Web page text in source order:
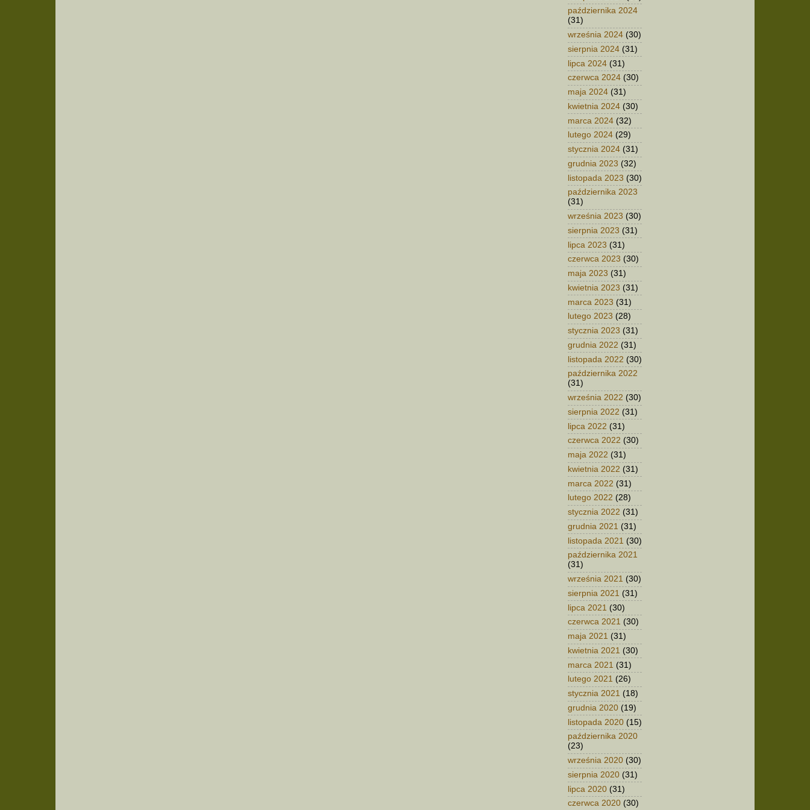
października 2024
(31)
września 2024 (30)
sierpnia 2024 (31)
lipca 2024 (31)
czerwca 2024 (30)
maja 2024 (31)
kwietnia 2024 (30)
marca 2024 (32)
lutego 2024 (29)
stycznia 2024 (31)
grudnia 2023 (32)
listopada 2023 (30)
października 2023
(31)
września 2023 (30)
sierpnia 2023 (31)
lipca 2023 (31)
czerwca 2023 (30)
maja 2023 (31)
kwietnia 2023 (31)
marca 2023 (31)
lutego 2023 (28)
stycznia 2023 (31)
grudnia 2022 (31)
listopada 2022 (30)
października 2022
(31)
września 2022 (30)
sierpnia 2022 (31)
lipca 2022 (31)
czerwca 2022 (30)
maja 2022 (31)
kwietnia 2022 (31)
marca 2022 (31)
lutego 2022 (28)
stycznia 2022 (31)
grudnia 2021 (31)
listopada 2021 (30)
października 2021
(31)
września 2021 (30)
sierpnia 2021 (31)
lipca 2021 (30)
czerwca 2021 (30)
maja 2021 (31)
kwietnia 2021 (30)
marca 2021 (31)
lutego 2021 (26)
stycznia 2021 (18)
grudnia 2020 (19)
listopada 2020 (15)
października 2020
(23)
września 2020 (30)
sierpnia 2020 (31)
lipca 2020 (31)
czerwca 2020 (30)